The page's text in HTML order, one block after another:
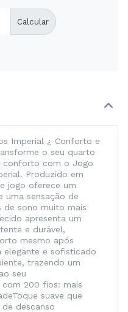
Calcular
Imperial ¿ Conforto e
o seu quarto
conforto com o Jogo
Produzido em
jogo oferece um
uma sensação de
de sono muito mais
apresenta um
e durável,
mesmo após
elegante e sofisticado
trazendo um
seu
com 200 fios: mais
suave que
descanso